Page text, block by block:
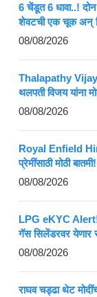
6 चेंडूत 6 धावा..!
शेवटची एक चूक अन्
08/08/2026
Thalapathy Vijay :
थलपती विजय यांना
08/08/2026
Royal Enfield
प्रेमींसाठी मोठी
08/08/2026
LPG eKYC Alert!
गॅस सिलेंडरवर
08/08/2026
राघव चड्ढा थेट